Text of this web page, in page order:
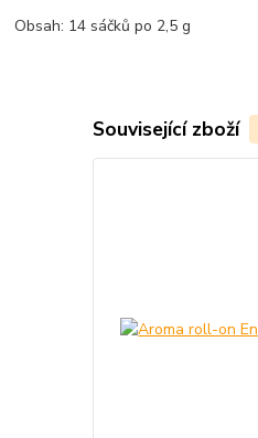
Obsah: 14 sáčků po 2,5 g
Související zboží